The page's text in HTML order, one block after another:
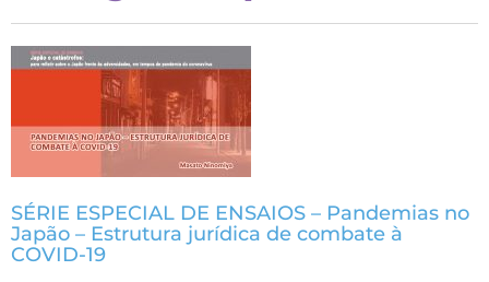
SÉRIE ESPECIAL DE ENSAIOS – Pandemias no
Japão – Estrutura jurídica de combate à
COVID-19